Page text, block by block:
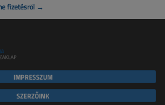
fizetésről →
IMPRESSZUM
SZERZŐINK